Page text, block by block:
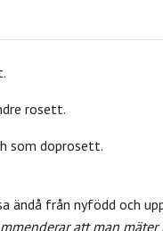
rosett.
som doprosett.
ändå från nyfödd och
att man